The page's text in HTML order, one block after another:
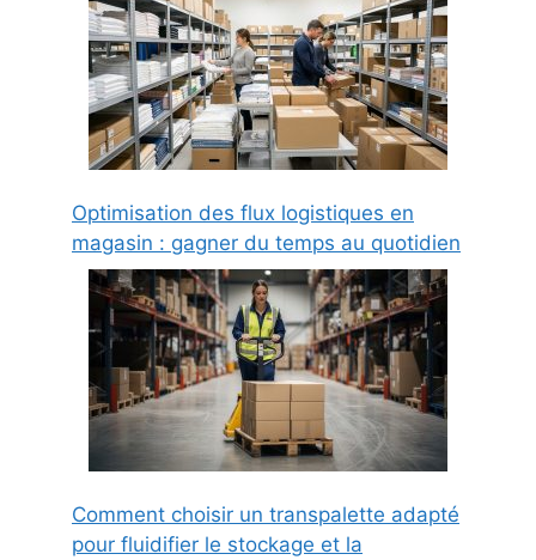
Optimisation des flux logistiques en
magasin : gagner du temps au quotidien
Comment choisir un transpalette adapté
pour fluidifier le stockage et la